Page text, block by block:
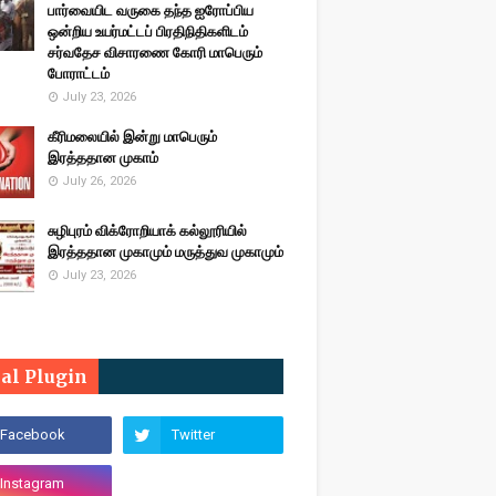
பார்வையிட வருகை தந்த ஐரோப்பிய
ஒன்றிய உயர்மட்டப் பிரதிநிதிகளிடம்
சர்வதேச விசாரணை கோரி மாபெரும்
போராட்டம்
July 23, 2026
கீரிமலையில் இன்று மாபெரும்
இரத்ததான முகாம்
July 26, 2026
சுழிபுரம் விக்ரோறியாக் கல்லூரியில்
இரத்ததான முகாமும் மருத்துவ முகாமும்
July 23, 2026
Plugin